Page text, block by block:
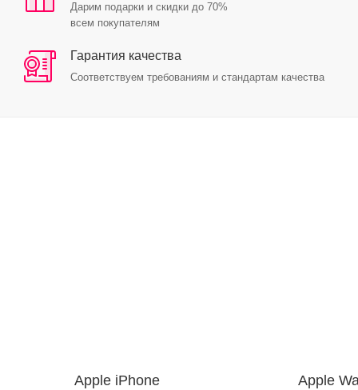
Дарим подарки и скидки до 70%
всем покупателям
Гарантия качества
Соответствуем требованиям и стандартам качества
Apple iPhone Apple